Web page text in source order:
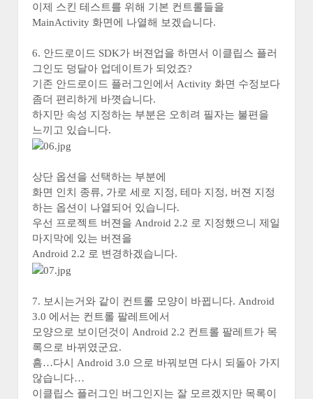
이제 스킨 테스트를 위해 기본 컨트롤들을
MainActivity 화면에 나열해 보겠습니다.
6. 안드로이드 SDK가 버젼업을 하면서 이클립스 플러
그인도 덩달아 업데이트가 되었죠?
기존 안드로이드 플러그인에서 Activity 화면 수정보다
좀더 편리하게 바꼇습니다.
하지만 속성 지정하는 부분은 오히려 필자는 불편을
느끼고 있습니다.
상단 옵션을 선택하는 부분에
화면 인치 종류, 가로 세로 지정, 테마 지정, 버젼 지정
하는 옵션이 나열되어 있습니다.
우선 프로젝트 버젼을 Android 2.2 로 지정했으니 제일
마지막에 있는 버젼을
Android 2.2 로 변경하겠습니다.
7. 보시는거와 같이 컨트롤 모양이 바뀝니다. Android
3.0 에서는 컨트롤 팔레트에서
모양으로 보이던것이 Android 2.2 컨트롤 팔레트가 목
록으로 바뀌였군요.
흠…다시 Android 3.0 으로 바꿔보면 다시 되돌아 가지
않습니다…
이클립스 플러그인 버그인지는 잘 모르겠지만 목록이